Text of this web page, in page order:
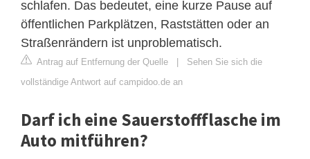
schlafen. Das bedeutet, eine kurze Pause auf
öffentlichen Parkplätzen, Raststätten oder an
Straßenrändern ist unproblematisch.
Antrag auf Entfernung der Quelle | Sehen Sie sich die
vollständige Antwort auf campidoo.de an
Darf ich eine Sauerstoffflasche im
Auto mitführen?